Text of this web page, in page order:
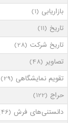
بازاریابی (1)
تاریخ (11)
تاریخ شرکت (28)
تصاویر (48)
تقویم نمایشگاهی (29)
حراج (122)
دانستنی‌های فرش (46)